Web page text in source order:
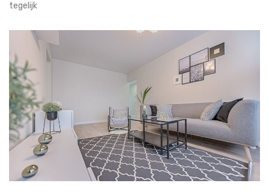
tegelijk